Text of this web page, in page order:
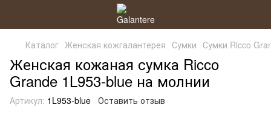
Каталог Женская кожгалантерея Сумки Сумки Ricco
Женская кожаная сумка Ricco
Grande 1L953-blue на молнии
Артикул: 1L953-blue Оставить отзыв